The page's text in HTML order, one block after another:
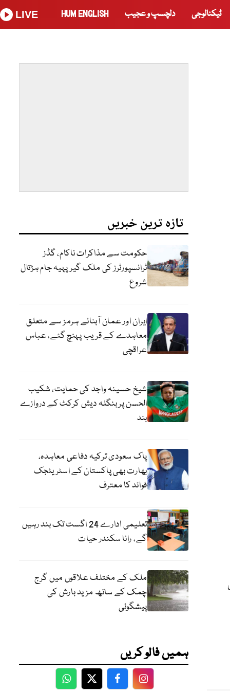
ٹیکنالوجی دلچسپ و عجیب HUM ENGLISH
LIVE
تازہ ترین خبریں
حکومت سے مذاکرات ناکام، گڈز
ٹرانسپورٹرز کی ملک گیر پہیہ جام ہڑتال
شروع
ایران اور عمان آبنائے ہرمز سے متعلق
معاہدے کے قریب پہنچ گئے، عباس
عراقچی
شیخ حسینہ واجد کی حمایت، شکیب
الحسن پر بنگلہ دیش کرکٹ کے دروازے
بند
پاک سعودی ترکیہ دفاعی معاہدہ،
بھارت بھی پاکستان کے اسٹریٹجک
فوائد کا معترف
تعلیمی ادارے 24 اگست تک بند رہیں
گے، رانا سکندر حیات
ملک کے مختلف علاقوں میں گرج
چمک کے ساتھ مزید بارش کی
پیشگوئی
ہمیں فالو کریں
WhatsApp
TwitterFacebookFacebook